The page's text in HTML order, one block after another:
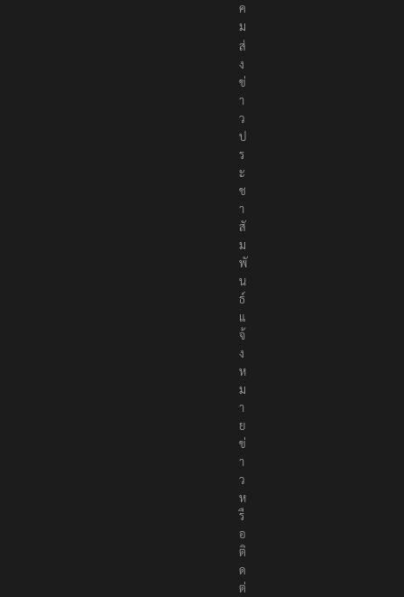
ค
ม
ส่
ง
ข่
า
ว
ป
ร
ะ
ช
า
สั
ม
พั
น
ธ์
แ
จ้
ง
ห
ม
า
ย
ข่
า
ว
ห
รื
อ
ติ
ด
ต่